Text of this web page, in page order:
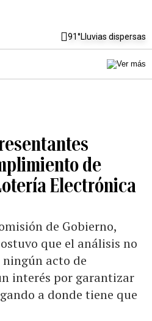
91°Lluvias dispersas
de
Electrónica
de Gobierno,
que el análisis no
acto de
interés por garantizar
a donde tiene que